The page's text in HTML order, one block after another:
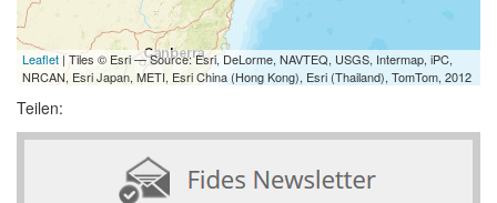
Leaflet| Tiles © Esri — Source: Esri, DeLorme, NAVTEQ, USGS, Intermap, iPC,
NRCAN, Esri Japan, METI, Esri China (Hong Kong), Esri (Thailand), TomTom, 2012
Teilen: